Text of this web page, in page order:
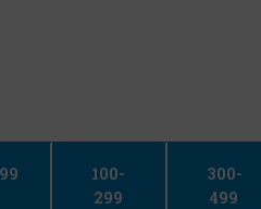
100-
299
300-
499